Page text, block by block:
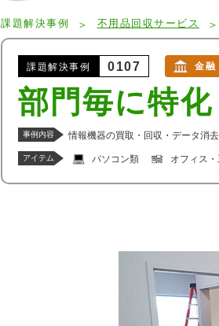
課題解決事例 不用品回収サービス
課題解決事例 0107 金融
部門毎に特
事例内容 情報機器の買取・回収・データ消去
アイテム パソコン類 オフィス